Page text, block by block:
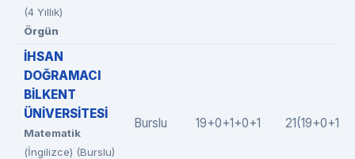
(4 Yıllık)
Örgün
İHSAN
DOĞRAMACI
BİLKENT
ÜNİVERSİTESİ
Matematik
(İngilizce) (Burslu)
Burslu 19+0+1+0+1